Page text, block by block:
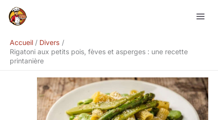
Accueil
Divers
Rigatoni aux petits pois, fèves et asperges : une recette
printanière
Rechercher